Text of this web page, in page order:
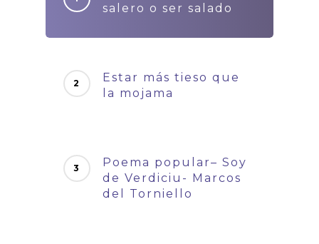
salero o ser salado
Estar más tieso que
la mojama
Poema popular– Soy
de Verdiciu- Marcos
del Torniello